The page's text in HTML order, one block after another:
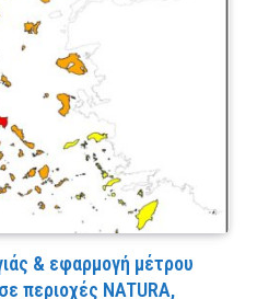
& εφαρμογή μέτρου
περιοχές NATURA,